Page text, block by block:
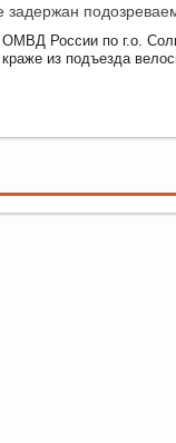
задержан
России по г.о.
краже из подъезда